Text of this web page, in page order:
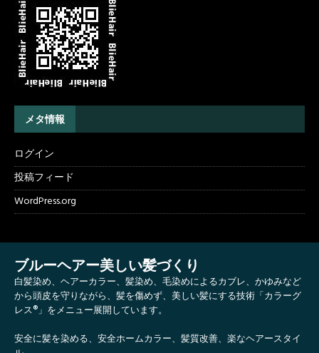
メタ情報
ログイン
投稿フィード
WordPress.org
ブルーヘアー美しい髪づくり
白髪染め、ヘアーカラー、髪染め、毛染めによるカブレ、かゆみなど
から頭皮を守りながら、髪を傷めず、美しい髪にする技術「カラーグ
レス®」をメニュー展開しています。
安全に髪を染める、安全ホームカラー、髪質改善、楽なヘアースタイ